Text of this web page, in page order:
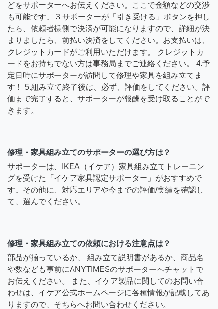
どをサポーターへお伝えください。ここで金額などの交渉
も可能です。 3.サポーターが「引き受ける」ボタンを押し
たら、依頼者様側で決済が可能になりますので、詳細が決
まりましたら、前払い決済をしてください。お支払いは、
クレジットカードがご利用いただけます。 クレジットカ
ードをお持ちでない方は事務局までご連絡ください。 4.予
定日時にサポーターが訪問して修理や家具を組み立てま
す！ 5.組み立て終了後は、必ず、評価をしてください。評
価まで完了すると、サポーターが報酬を受け取ることがで
きます。
修理・家具組み立てのサポーターの選び方は？
サポーターは、IKEA（イケア）家具組み立てトレーニン
グを受けた「イケア家具認定サポーター」がおすすめで
す。その他に、対応エリアや今までの評価/実績を確認し
て、選んでください。
修理・家具組み立ての依頼における注意点は？
部品が揃っているか、 組み立て説明書があるか、商品名
や数なども事前にANYTIMESのサポーターへチャットで
お伝えください。 また、イケア製品に関してのお問い合
わせは、イケア公式ホームページに各種情報が記載してあ
りますので、そちらへお問い合わせください。